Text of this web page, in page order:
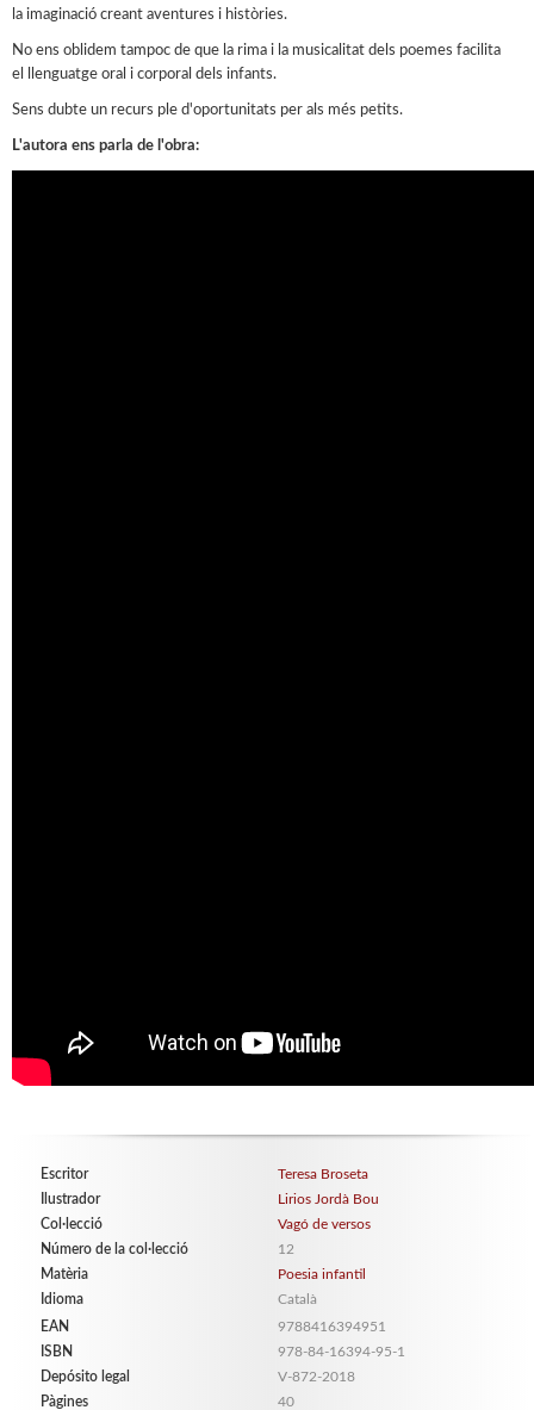
la imaginació creant aventures i històries.
No ens oblidem tampoc de que la rima i la musicalitat dels poemes facilita
el llenguatge oral i corporal dels infants.
Sens dubte un recurs ple d'oportunitats per als més petits.
L'autora ens parla de l'obra:
Escritor
Teresa Broseta
Ilustrador
Lirios Jordà Bou
Col·lecció
Vagó de versos
Número de la col·lecció
12
Matèria
Poesia infantil
Idioma
Català
EAN
9788416394951
ISBN
978-84-16394-95-1
Depósito legal
V-872-2018
Pàgines
40